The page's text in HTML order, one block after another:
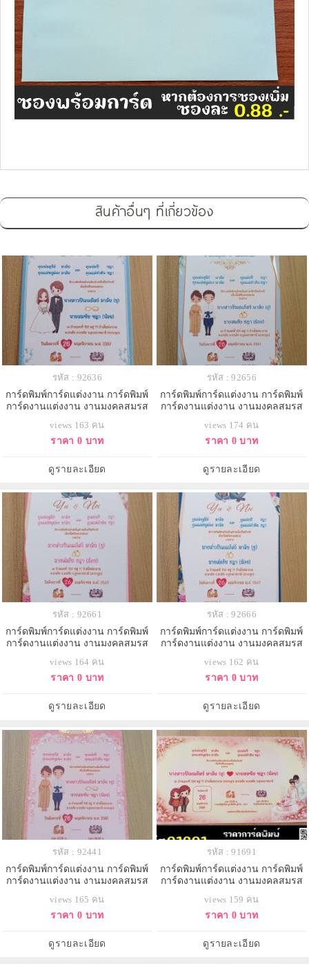
สินค้าอื่นๆ ที่เกี่ยวข้อง
รหัส : 92636
การ์ดพิมพ์การ์ดแต่งงาน การ์ดพิมพ์
การ์ดงานแต่งงาน งานมงคลสมรส
นิ้ว
views 163 คน
ราคา 0 บาท
ดูรายละเอียด
รหัส : 92656
การ์ดพิมพ์การ์ดแต่งงาน การ์ดพิมพ์
การ์ดงานแต่งงาน งานมงคลสมรส
นิ้ว
views 174 คน
ราคา 0 บาท
ดูรายละเอียด
รหัส : 92661
การ์ดพิมพ์การ์ดแต่งงาน การ์ดพิมพ์
การ์ดงานแต่งงาน งานมงคลสมรส
นิ้ว
views 164 คน
ราคา 0 บาท
ดูรายละเอียด
รหัส : 92666
การ์ดพิมพ์การ์ดแต่งงาน การ์ดพิมพ์
การ์ดงานแต่งงาน งานมงคลสมรส
นิ้ว
views 162 คน
ราคา 0 บาท
ดูรายละเอียด
รหัส : 92441
การ์ดพิมพ์การ์ดแต่งงาน การ์ดพิมพ์
การ์ดงานแต่งงาน งานมงคลสมรส
นิ้ว
views 165 คน
ราคา 0 บาท
ดูรายละเอียด
รหัส : 91691
การ์ดพิมพ์การ์ดแต่งงาน การ์ดพิมพ์
การ์ดงานแต่งงาน งานมงคลสมรส
นิ้ว
views 159 คน
ราคา 0 บาท
ดูรายละเอียด